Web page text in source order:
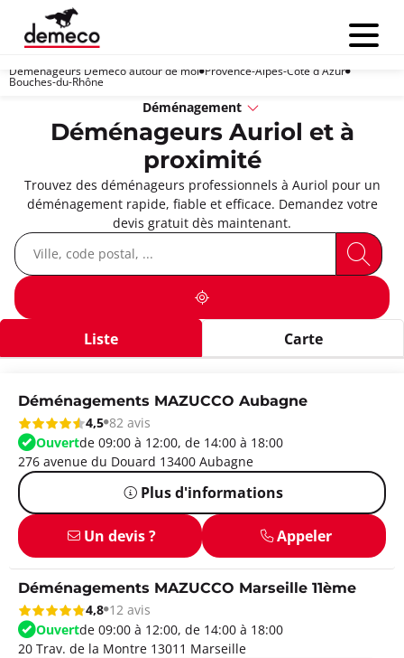
Menu
Déménageurs Demeco autour de moi Provence-Alpes-Côte d'Azur
Bouches-du-Rhône
Déménagement
Déménageurs Auriol et à
proximité
Trouvez des déménageurs professionnels à Auriol pour un
déménagement rapide, fiable et efficace. Demandez votre
devis gratuit dès maintenant.
Liste Carte
Déménagements MAZUCCO Aubagne
4,5 82 avis
Ouvertde 09:00 à 12:00, de 14:00 à 18:00
276 avenue du Douard 13400 Aubagne
Plus d'informations
Un devis ? Appeler
Déménagements MAZUCCO Marseille 11ème
4,8 12 avis
Ouvertde 09:00 à 12:00, de 14:00 à 18:00
20 Trav. de la Montre 13011 Marseille